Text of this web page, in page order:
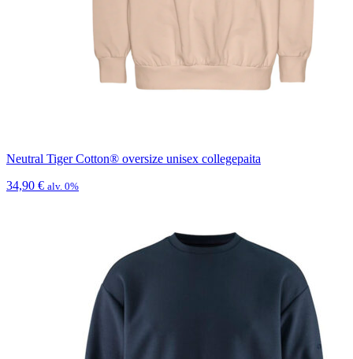
Neutral Tiger Cotton® oversize unisex collegepaita
34,90 € alv. 0%